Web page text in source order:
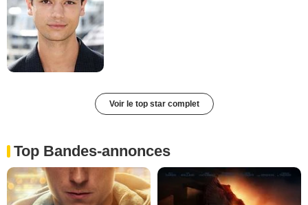
Voir le top star complet
Top Bandes-annonces